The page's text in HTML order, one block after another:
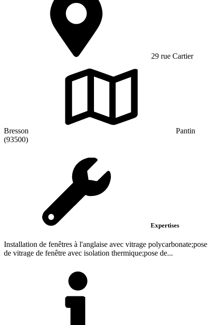
29 rue Cartier
Bresson
Pantin
(93500)
Expertises
Installation de fenêtres à l'anglaise avec vitrage polycarbonate;pose
de vitrage de fenêtre avec isolation thermique;pose de...